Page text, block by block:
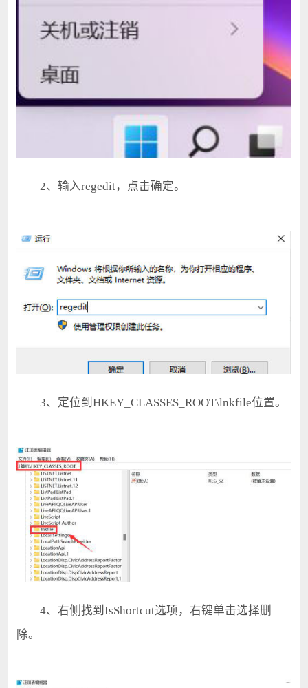
2、输入regedit，点击确定。
3、定位到HKEY_CLASSES_ROOT\lnkfile位置。
4、右侧找到IsShortcut选项，右键单击选择删
除。